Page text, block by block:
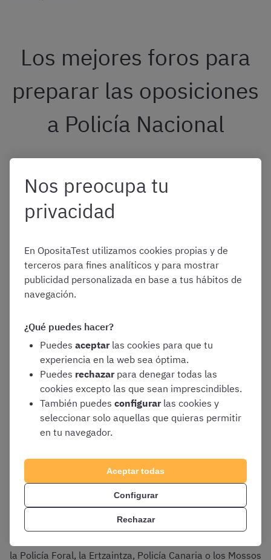
Los mejores foros para
preparar las oposiciones
a Policía Nacional
excelente recurso, pero, para garantizar su utilidad, es
fundamentalconocer cuáles son los mejores foros
más completos, con la información de calidad y alto
grado de usabilidad por el usuario:
Todopolicia.com
y activos. Cuenta con foros específicos para Policía
Nacional, Policía Local, Guardia Civil e incluso vigilantes
de seguridad privada como los escoltas.
Además, es reseñable en número de subforos en
todopolicia.com
con temáticas diferenciadas,
jerarquizadas y ordenadas, lo que lo convierte en un foro
muy intuitivo y útil.
Foropolicia.es
Este foro es uno de los más extensos y completo y se
caracteriza por incluir entre sus contenidos
foros muy
activos para oposiciones de carácter autonómico
la Policía Foral, la Ertzaintza, Policía Canaria o los Mossos
Nos preocupa tu
privacidad
En OpositaTest utilizamos cookies propias y de
terceros para fines analíticos y para mostrar
publicidad personalizada en base a tus hábitos de
navegación.
¿Qué puedes hacer?
Puedes aceptar las cookies para que tu
experiencia en la web sea óptima.
Puedes rechazar para denegar todas las
cookies excepto las que sean imprescindibles.
También puedes configurar las cookies y
seleccionar solo aquellas que quieras permitir
en tu navegador.
Aceptar todas
Configurar
Rechazar